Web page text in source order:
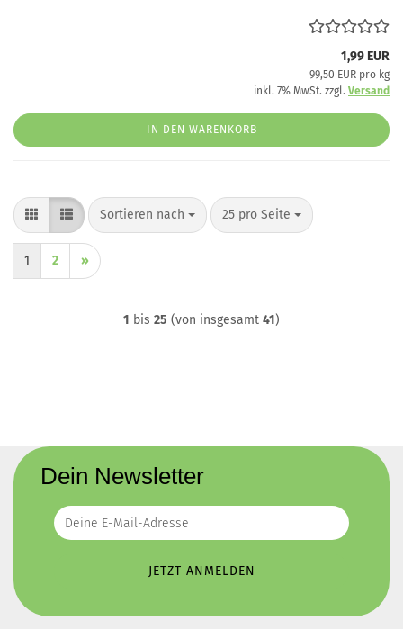
1,99 EUR
99,50 EUR pro kg
inkl. 7% MwSt. zzgl. Versand
IN DEN WARENKORB
Sortieren nach
Sortieren nach 25 pro Seite
pro Seite
1 2 »
1 bis 25 (von insgesamt 41)
Dein Newsletter